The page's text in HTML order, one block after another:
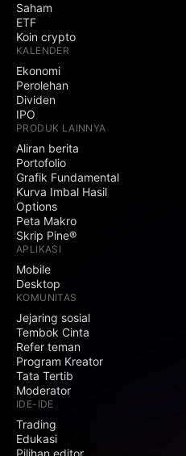
Saham
ETF
Koin crypto
KALENDER
Ekonomi
Perolehan
Dividen
IPO
PRODUK LAINNYA
Aliran berita
Portofolio
Grafik Fundamental
Kurva Imbal Hasil
Options
Peta Makro
Skrip Pine®
APLIKASI
Mobile
Desktop
KOMUNITAS
Jejaring sosial
Tembok Cinta
Refer teman
Program Kreator
Tata Tertib
Moderator
IDE-IDE
Trading
Edukasi
Pilihan editor